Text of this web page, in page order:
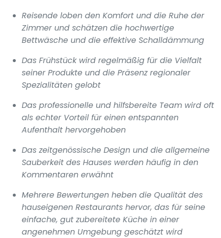
Reisende loben den Komfort und die Ruhe der
Zimmer und schätzen die hochwertige
Bettwäsche und die effektive Schalldämmung
Das Frühstück wird regelmäßig für die Vielfalt
seiner Produkte und die Präsenz regionaler
Spezialitäten gelobt
Das professionelle und hilfsbereite Team wird oft
als echter Vorteil für einen entspannten
Aufenthalt hervorgehoben
Das zeitgenössische Design und die allgemeine
Sauberkeit des Hauses werden häufig in den
Kommentaren erwähnt
Mehrere Bewertungen heben die Qualität des
hauseigenen Restaurants hervor, das für seine
einfache, gut zubereitete Küche in einer
angenehmen Umgebung geschätzt wird